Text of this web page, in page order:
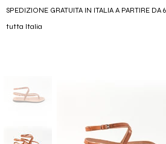
SPEDIZIONE GRATUITA IN ITALIA A PARTIRE
tutta Italia